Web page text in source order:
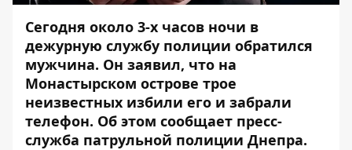
Сегодня около 3-х часов ночи в
дежурную службу полиции обратился
мужчина. Он заявил, что на
Монастырском острове трое
неизвестных избили его и забрали
телефон. Об этом сообщает пресс-
служба патрульной полиции Днепра.